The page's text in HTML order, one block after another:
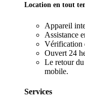
Location en tout
Appareil
Assistance
Vérification
Ouvert 24
Le retour du
mobile.
Services